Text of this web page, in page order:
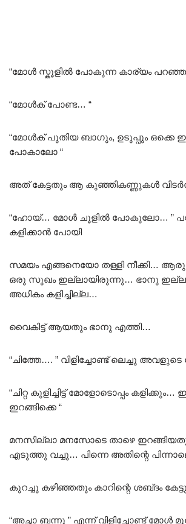
“മോൾ സ്കൂളിൽ പോകുന്ന കാര്യം
“മോൾക് പോണ്ട… “
“മോൾക് പുതിയ ബാഗും, ഉടുപ്പും ഒക്കെ
പോകാലോ “
അത് കേട്ടതും ആ കുഞ്ഞികണ്ണുകൾ
“ഹോയ്… മോൾ ചൂളിൽ പോകുലോ… ”
കളിക്കാൻ പോയി
സമയം എങ്ങനെയോ തള്ളി നീക്കി…
ഒരു സുഖം ഇല്ലായിരുന്നു… ഭാനു
അധികം കളിച്ചില്ല…
വൈകിട്ട് ആയതും ഭാനു എത്തി…
“ചിത്തേ…. ” വിളിച്ചോണ്ട് ലെച്ചു
“ചിറ്റ കുളിച്ചിട്ട് മോളോടൊപ്പം കളിക്കും…
ഇറങ്ങിക്കെ “
മനസില്ലാ മനസോടെ താഴെ
എടുത്തു വച്ചു… പിന്നെ അതിന്റെ
കുറച്ചു കഴിഞ്ഞതും കാറിന്റെ ശബ്‌ദം
“അച്ഛാ ബന്നു ” എന്ന് വിളിച്ചോണ്ട് മോൾ